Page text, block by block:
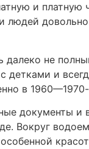
и
людей
далеко не
детками и
в
документы
Вокруг